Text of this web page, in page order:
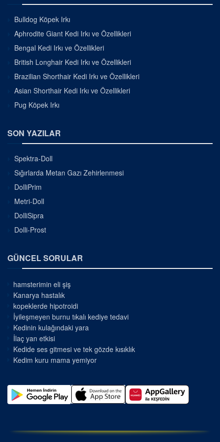
Bulldog Köpek Irkı
Aphrodite Giant Kedi Irkı ve Özellikleri
Bengal Kedi Irkı ve Özellikleri
British Longhair Kedi Irkı ve Özellikleri
Brazilian Shorthair Kedi Irkı ve Özellikleri
Asian Shorthair Kedi Irkı ve Özellikleri
Pug Köpek Irkı
SON YAZILAR
Spektra-Doll
Sığırlarda Metan Gazı Zehirlenmesi
DolliPrim
Metri-Doll
DolliSipra
Dolli-Prost
GÜNCEL SORULAR
hamsterimin eli şiş
Kanarya hastalık
kopeklerde hipotroidi
İyileşmeyen burnu tıkalı kediye tedavi
Kedinin kulağındaki yara
İlaç yan etkisi
Kedide ses gitmesi ve tek gözde kısıklık
Kedim kuru mama yemiyor